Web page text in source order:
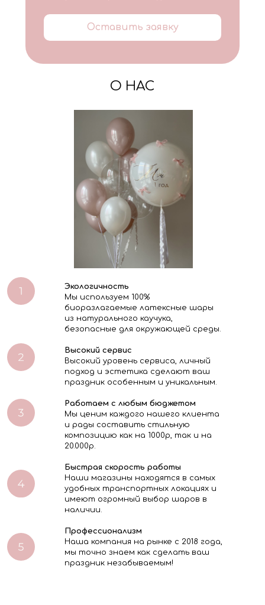
Оставить заявку
О НАС
Экологичность
Мы используем 100%
биоразлагаемые латексные шары
из натурального каучука,
безопасные для окружающей среды.
Высокий сервис
Высокий уровень сервиса, личный
подход и эстетика сделают ваш
праздник особенным и уникальным.
Работаем с любым бюджетом
Мы ценим каждого нашего клиента
и рады составить стильную
композицию как на 1000р, так и на
20.000р.
Быстрая скорость работы
Наши магазины находятся в самых
удобных транспортных локациях и
имеют огромный выбор шаров в
наличии.
Профессионализм
Наша компания на рынке с 2018 года,
мы точно знаем как сделать ваш
праздник незабываемым!